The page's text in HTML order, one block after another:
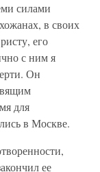
силами
в своих
его
с ним я
Он
для
в Москве.
ее